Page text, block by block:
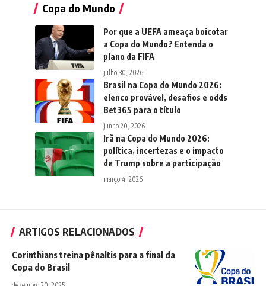
Copa do Mundo
Por que a UEFA ameaça boicotar
a Copa do Mundo? Entenda o
plano da FIFA
julho 30, 2026
Brasil na Copa do Mundo 2026:
elenco provável, desafios e odds
Bet365 para o título
junho 20, 2026
Irã na Copa do Mundo 2026:
política, incertezas e o impacto
de Trump sobre a participação
março 4, 2026
ARTIGOS RELACIONADOS
Corinthians treina pênaltis para a final da
Copa do Brasil